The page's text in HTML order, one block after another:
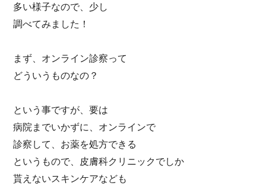
多い様子なので、少し
調べてみました！
まず、オンライン診察って
どういうものなの？
という事ですが、要は
病院までいかずに、オンラインで
診察して、お薬を処方できる
というもので、皮膚科クリニックでしか
貰えないスキンケアなども